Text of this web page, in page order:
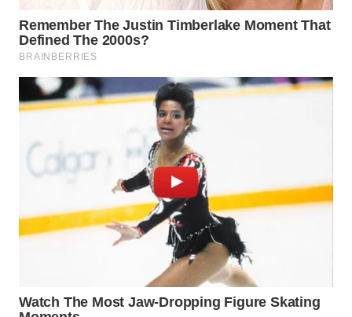
WN
SOLO
WN
BOROBUDUR
WN
SURABAYA